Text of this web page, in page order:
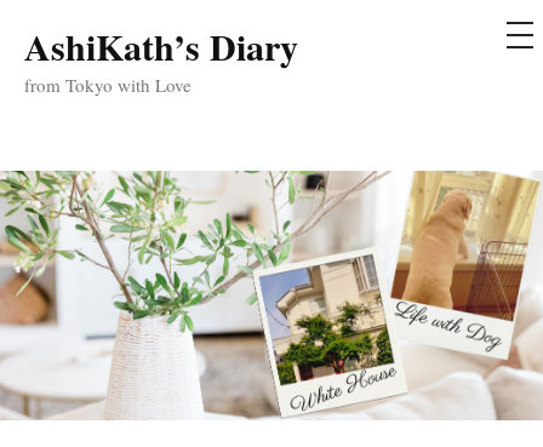
コ
ツ
へ
ス
キ
ッ
プ
AshiKath’s Diary
from Tokyo with Love
メ
ニ